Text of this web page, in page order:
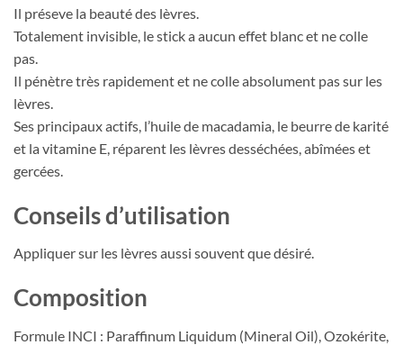
Il préseve la beauté des lèvres.
Totalement invisible, le stick a aucun effet blanc et ne colle
pas.
Il pénètre très rapidement et ne colle absolument pas sur les
lèvres.
Ses principaux actifs, l’huile de macadamia, le beurre de karité
et la vitamine E, réparent les lèvres desséchées, abîmées et
gercées.
Conseils d’utilisation
Appliquer sur les lèvres aussi souvent que désiré.
Composition
Formule INCI : Paraffinum Liquidum (Mineral Oil), Ozokérite,